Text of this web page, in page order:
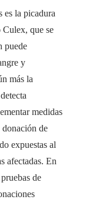
la picadura
Culex, que se
puede
y
más la
medidas
de
expuestas al
afectadas. En
de